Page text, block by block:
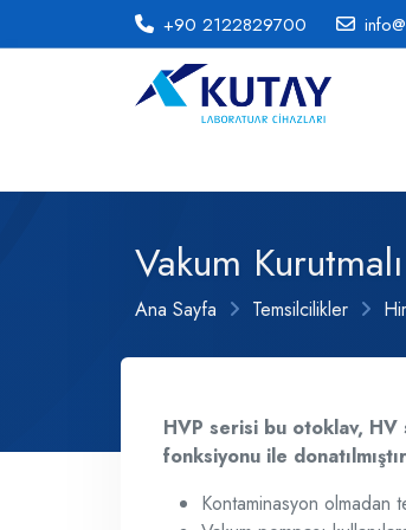
+90 2122829700
Vakum
Ana Sayfa Temsilcilikler
HVP serisi bu otoklav, HV
fonksiyonu ile
Kontaminasyon olmadan